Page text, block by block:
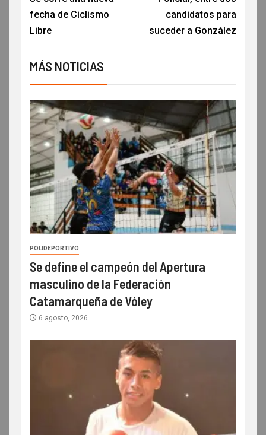
fecha de Ciclismo
Libre
candidatos para
suceder a González
MÁS NOTICIAS
POLIDEPORTIVO
Se define el campeón del Apertura
masculino de la Federación
Catamarqueña de Vóley
6 agosto, 2026